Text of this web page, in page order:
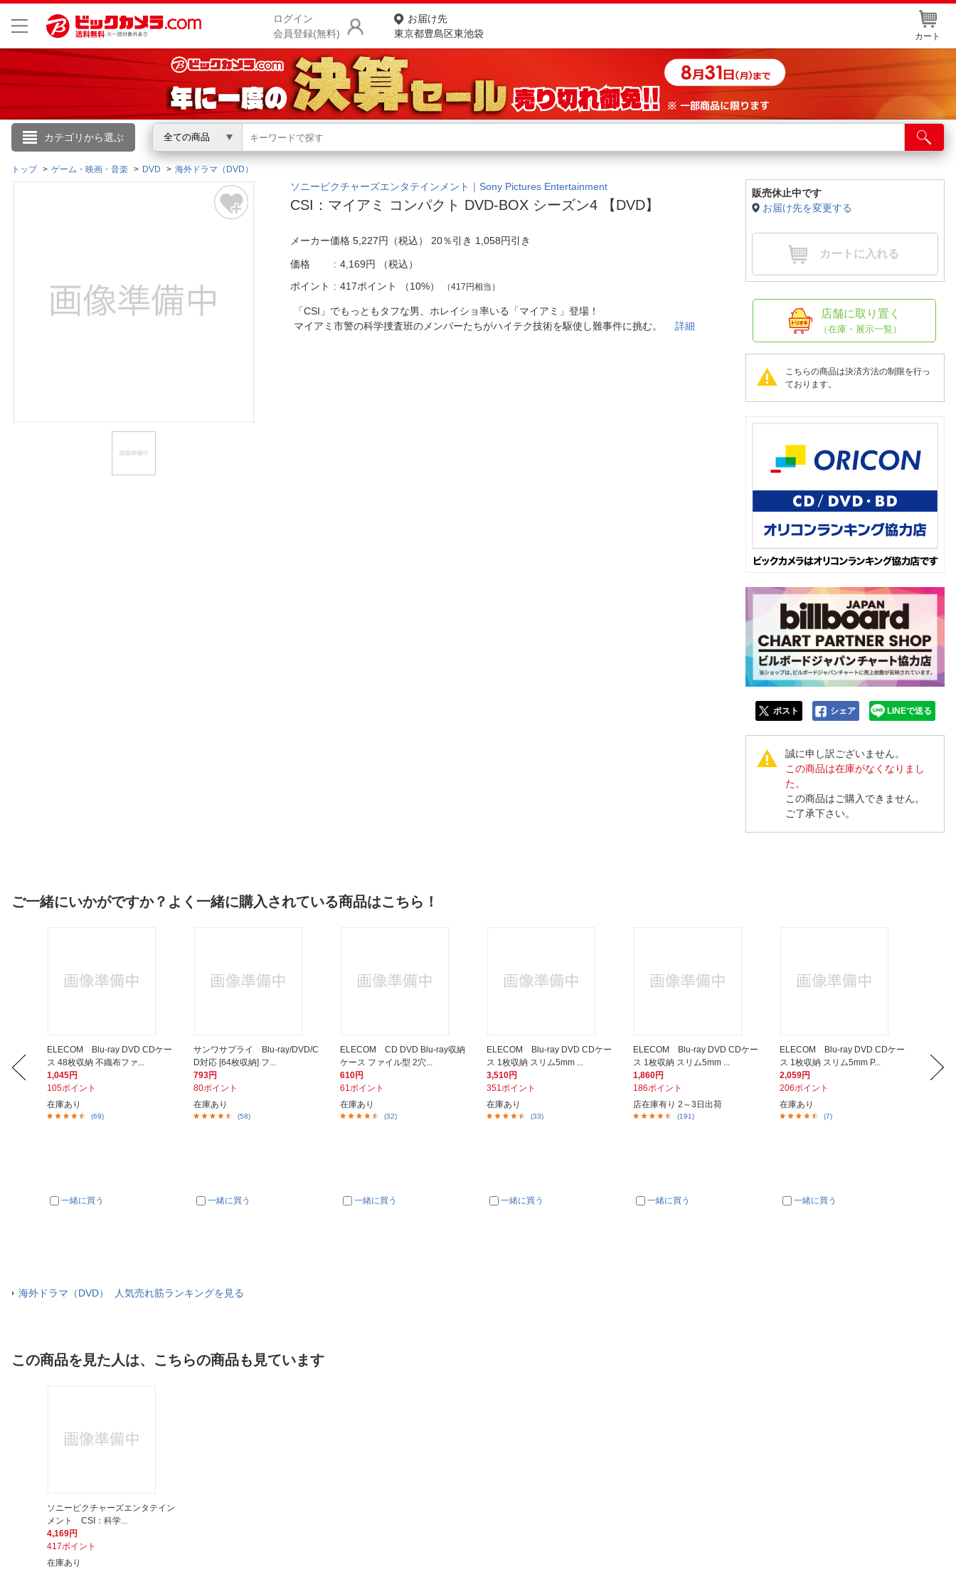
ログイン
会員登録(無料)
お届け先
東京都豊島区東池袋
カート
カテゴリから選ぶ 全ての商品
こんにちは
ログイン
閲覧履歴
商品をさがす
ランキングからさがす
カテゴリ一覧からさがす
お客様サポート
よくある質問・お問合せ
店舗サービス
ネット取り置き
店舗情報・店舗一覧
法人窓口
トップ ゲーム・映画・音楽 DVD 海外ドラマ（DVD）
ソニーピクチャーズエンタテインメント｜Sony Pictures Entertainment
CSI：マイアミ コンパクト DVD-BOX シーズン4 【DVD】
メーカー価格 5,227円（税込） 20％引き 1,058円引き
価格 4,169円
（税込）
ポイント
417ポイント （10%） （417円相当）
「CSI」でもっともタフな男、ホレイショ率いる「マイアミ」登場！
マイアミ市警の科学捜査班のメンバーたちがハイテク技術を駆使し難事件に挑む。詳細
販売休止中です
お届け先を変更する
カートに入れる
店舗に取り置く
（在庫・展示一覧）
こちらの商品は決済方法の制限を行っ
ております。
ポスト シェア LINEで送る
誠に申し訳ございません。
この商品は在庫がなくなりまし
た。
この商品はご購入できません。
ご了承下さい。
ご一緒にいかがですか？よく一緒に購入されている商品はこちら！
ELECOM Blu-ray DVD CDケー
ス 48枚収納 不織布ファ...
1,045円
105ポイント
在庫あり
(69)
一緒に買う
サンワサプライ Blu-ray/DVD/C
D対応 [64枚収納] フ...
793円
80ポイント
在庫あり
(58)
一緒に買う
ELECOM CD DVD Blu-ray収納
ケース ファイル型 2穴...
610円
61ポイント
在庫あり
(32)
一緒に買う
ELECOM Blu-ray DVD CDケー
ス 1枚収納 スリム5mm ...
3,510円
351ポイント
在庫あり
(33)
一緒に買う
ELECOM Blu-ray DVD CDケー
ス 1枚収納 スリム5mm ...
1,860円
186ポイント
店在庫有り 2～3日出荷
(191)
一緒に買う
ELECOM Blu-ray DVD CDケー
ス 1枚収納 スリム5mm P...
2,059円
206ポイント
在庫あり
(7)
一緒に買う
0枚セ
787円
海外ドラマ（DVD） 人気売れ筋ランキングを見る
この商品を見た人は、こちらの商品も見ています
ソニーピクチャーズエンタテイン
メント CSI：科学...
4,169円
417ポイント
在庫あり